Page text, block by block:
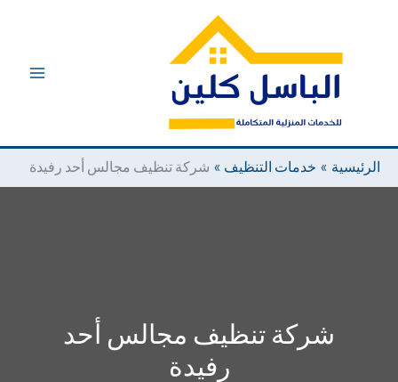
الرئيسية خدمات التنظيف شركة تنظيف مجالس أحد رفيدة
شركة تنظيف مجالس أحد
رفيدة